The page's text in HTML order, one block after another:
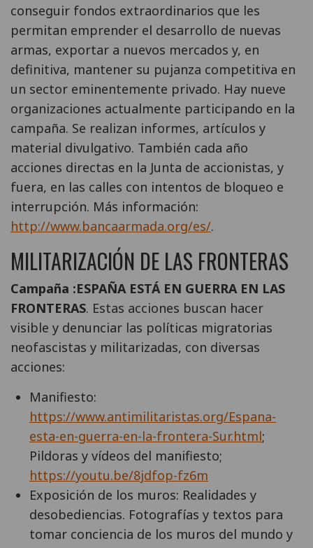
conseguir fondos extraordinarios que les
permitan emprender el desarrollo de nuevas
armas, exportar a nuevos mercados y, en
definitiva, mantener su pujanza competitiva en
un sector eminentemente privado. Hay nueve
organizaciones actualmente participando en la
campaña. Se realizan informes, artículos y
material divulgativo. También cada año
acciones directas en la Junta de accionistas, y
fuera, en las calles con intentos de bloqueo e
interrupción. Más información:
http://www.bancaarmada.org/es/.
MILITARIZACIÓN DE LAS FRONTERAS
Campaña :ESPAÑA ESTÁ EN GUERRA EN LAS
FRONTERAS. Estas acciones buscan hacer
visible y denunciar las políticas migratorias
neofascistas y militarizadas, con diversas
acciones:
Manifiesto:
https://www.antimilitaristas.org/Espana-
esta-en-guerra-en-la-frontera-Sur.html;
Pildoras y vídeos del manifiesto;
https://youtu.be/8jdfop-fz6m
Exposición de los muros: Realidades y
desobediencias. Fotografías y textos para
tomar conciencia de los muros del mundo y